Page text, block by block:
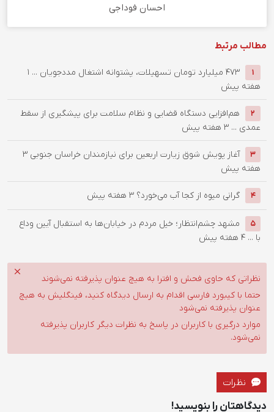
احسان فوداجی
مطالب مرتبط
1 ۴۷۳ میلیارد تومان تسهیلات، پشتوانه اشتغال مددجویان ...
1
هفته پیش
2
هم‌افزایی دستگاه قضایی و نظام سلامت برای پیشگیری از سقط
عمدی ... 3 هفته پیش
3 آغاز پویش شوق زیارت اربعین برای نیازمندان خراسان جنوبی 3
هفته پیش
4 گرانی میوه از کجا آب می‌خورد؟ 3 هفته پیش
5
مشهد چشم‌انتظار؛ خیل مردم در خیابان‌ها به استقبال آیین وداع
با ... 4 هفته پیش
نظراتی که حاوی فحش و افترا به هیچ عنوان پذیرفته نمی‌شوند
حتما با کیبورد فارسی اقدام به ارسال دیدگاه کنید، فینگلیش به هیچ
عنوان پذیرفته نمی‌شود
موارد درگیری با کاربران در پاسخ به نظرات دیگر کاربران پذیرفته
نمی‌شود.
نظرات
دیدگاهتان را بنویسید!